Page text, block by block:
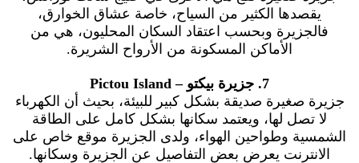
يقصدها الكثير من السياح، خاصة عشاق الخوارق،
فالجزيرة وبحسب اعتقاد السكان المحليون، هي من
الأماكن المسكونة من الأرواح الشريرة.
7. جزيرة بيكتو – Pictou Island
جزيرة صغيرة صديقة بشكل كبير للبيئة، بحيث أن الكهرباء
لا تصل لها، ويعتمد سكانها بشكل كامل على الطاقة
الشمسية وطواحين الهواء، ولدى الجزيرة موقع خاص على
الانترنت يعرض بعض التفاصيل عن الجزيرة وسكانها.